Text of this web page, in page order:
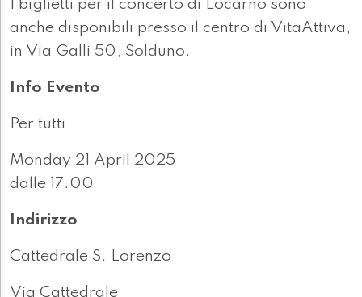
I biglietti per il concerto di Locarno sono
anche disponibili presso il centro di VitaAttiva,
in Via Galli 50, Solduno.
Info Evento
Per tutti
Monday 21 April 2025
dalle 17.00
Indirizzo
Cattedrale S. Lorenzo
Via Cattedrale